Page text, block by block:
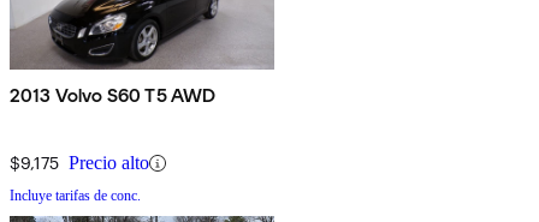
2013 Volvo S60 T5 AWD
$9,175 Precio alto
Incluye tarifas de conc.